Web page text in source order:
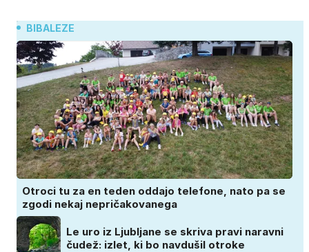
BIBALEZE
Otroci tu za en teden oddajo telefone, nato pa se
zgodi nekaj nepričakovanega
Le uro iz Ljubljane se skriva pravi naravni
čudež: izlet, ki bo navdušil otroke